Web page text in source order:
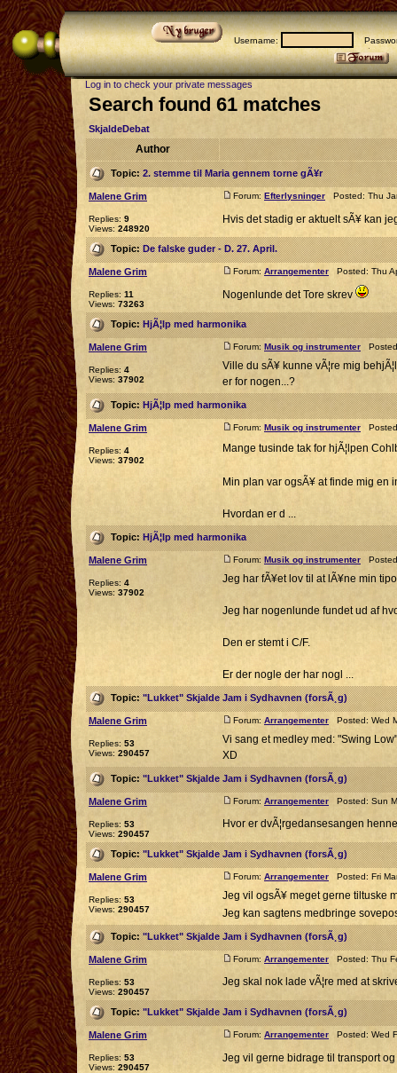
Username:
Log in to check your private messages
Search found 61 matches
SkjaldeDebat
Author
Topic:2. stemme til Maria gennem torne gÃ¥r
Malene Grim
Replies: 9
Views: 248920
Forum: Efterlysninger Posted: Thu
Hvis det stadig er aktuelt sÃ¥ kan
Topic:De falske guder - D. 27. April.
Malene Grim
Replies: 11
Views: 73263
Forum: Arrangementer Posted: Thu
Nogenlunde det Tore skrev
Topic:HjÃ¦lp med harmonika
Malene Grim
Replies: 4
Views: 37902
Forum: Musik og instrumenter
Ville du sÃ¥ kunne vÃ¦re mig
er for nogen...?
Topic:HjÃ¦lp med harmonika
Malene Grim
Replies: 4
Views: 37902
Forum: Musik og instrumenter
Mange tusinde tak for hjÃ¦lpen
Min plan var ogsÃ¥ at finde mig en
Hvordan er d ...
Topic:HjÃ¦lp med harmonika
Malene Grim
Replies: 4
Views: 37902
Forum: Musik og instrumenter
Jeg har fÃ¥et lov til at lÃ¥ne min
Jeg har nogenlunde fundet ud af
Den er stemt i C/F.
Er der nogle der har nogl ...
Topic:"Lukket" Skjalde Jam i Sydhavnen (forsÃ¸g)
Malene Grim
Replies: 53
Views: 290457
Forum: Arrangementer Posted: Wed
Vi sang et medley med: "Swing
XD
Topic:"Lukket" Skjalde Jam i Sydhavnen (forsÃ¸g)
Malene Grim
Replies: 53
Views: 290457
Forum: Arrangementer Posted: Sun
Hvor er dvÃ¦rgedansesangen
Topic:"Lukket" Skjalde Jam i Sydhavnen (forsÃ¸g)
Malene Grim
Replies: 53
Views: 290457
Forum: Arrangementer Posted: Fri
Jeg vil ogsÃ¥ meget gerne tiltuske
Jeg kan sagtens medbringe
Topic:"Lukket" Skjalde Jam i Sydhavnen (forsÃ¸g)
Malene Grim
Replies: 53
Views: 290457
Forum: Arrangementer Posted: Thu
Jeg skal nok lade vÃ¦re med at
Topic:"Lukket" Skjalde Jam i Sydhavnen (forsÃ¸g)
Malene Grim
Replies: 53
Views: 290457
Forum: Arrangementer Posted: Wed
Jeg vil gerne bidrage til transport